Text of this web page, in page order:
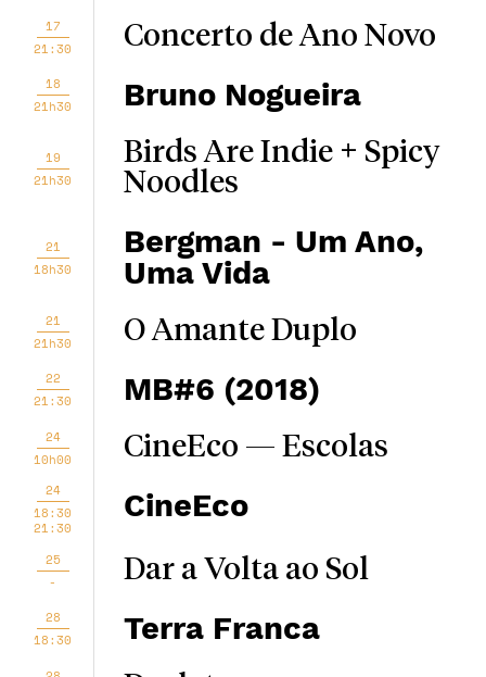
17
21:30
Concerto de Ano Novo
18
21h30
Bruno Nogueira
19
21h30
Birds Are Indie + Spicy
Noodles
21
18h30
Bergman - Um Ano,
Uma Vida
21
21h30
O Amante Duplo
22
21:30
MB#6 (2018)
24
10h00
CineEco — Escolas
24
18:30
21:30
CineEco
25
-
Dar a Volta ao Sol
28
18:30
Terra Franca